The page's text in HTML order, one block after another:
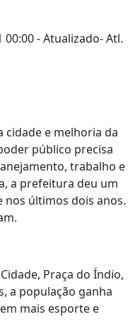
00:00- Atualizado- Atl.
cidade e melhoria da
público precisa
trabalho e
a prefeitura deu um
nos últimos dois anos.
Praça do Índio,
a população ganha
mais esporte e